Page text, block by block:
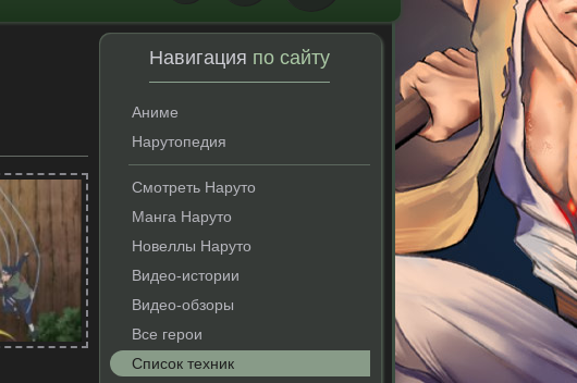
Навигация по сайту
Аниме
Нарутопедия
Смотреть Наруто
Манга Наруто
Новеллы Наруто
Видео-истории
Видео-обзоры
Все герои
Список техник